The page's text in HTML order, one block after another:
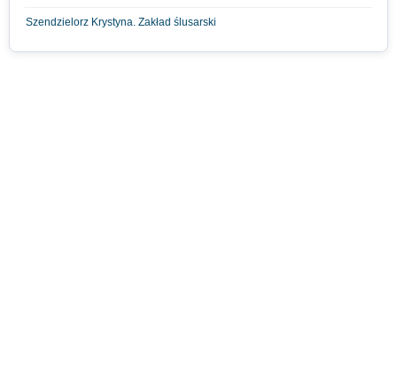
Szendzielorz Krystyna. Zakład ślusarski